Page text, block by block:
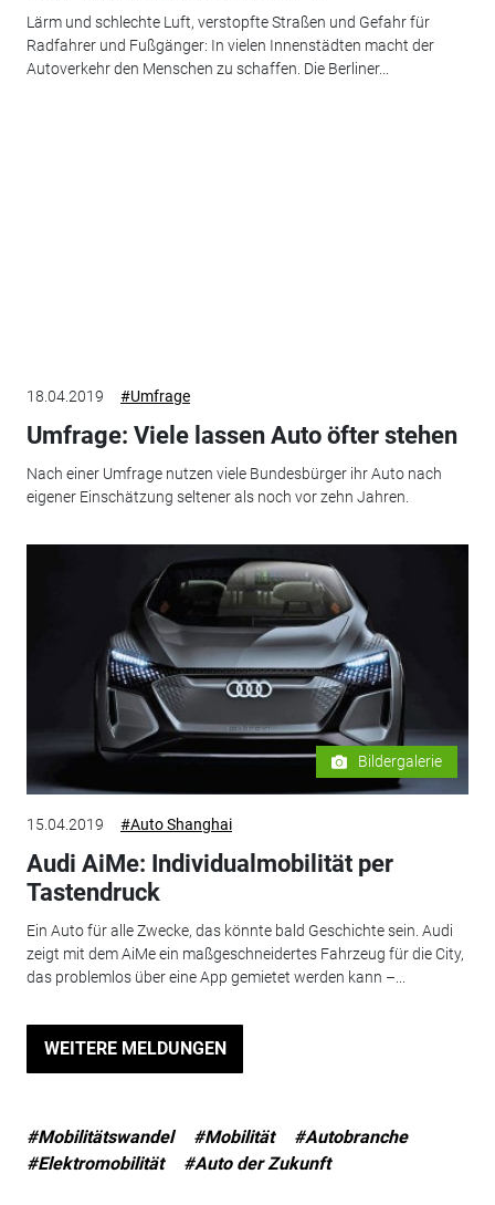
Lärm und schlechte Luft, verstopfte Straßen und Gefahr für
Radfahrer und Fußgänger: In vielen Innenstädten macht der
Autoverkehr den Menschen zu schaffen. Die Berliner...
18.04.2019 #Umfrage
Umfrage: Viele lassen Auto öfter stehen
Nach einer Umfrage nutzen viele Bundesbürger ihr Auto nach
eigener Einschätzung seltener als noch vor zehn Jahren.
Bildergalerie
15.04.2019 #Auto Shanghai
Audi AiMe: Individualmobilität per
Tastendruck
Ein Auto für alle Zwecke, das könnte bald Geschichte sein. Audi
zeigt mit dem AiMe ein maßgeschneidertes Fahrzeug für die City,
das problemlos über eine App gemietet werden kann –...
WEITERE MELDUNGEN
#Mobilitätswandel #Mobilität
#Autobranche
#Elektromobilität
#Auto der Zukunft